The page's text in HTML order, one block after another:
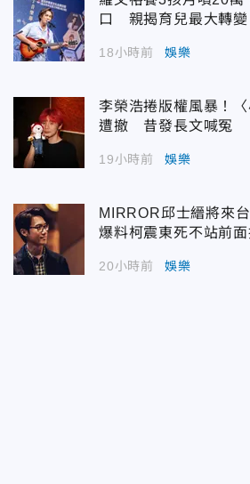
口 親揭育兒最大轉變
18小時前 娛樂
李榮浩捲版權風暴！
遭撤 昔發長文喊冤
19小時前 娛樂
MIRROR邱士縉將來
爆料柯震東死不站前面
20小時前 娛樂